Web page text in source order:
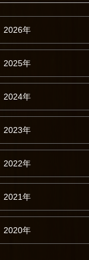
2026年
2025年
2024年
2023年
2022年
2021年
2020年